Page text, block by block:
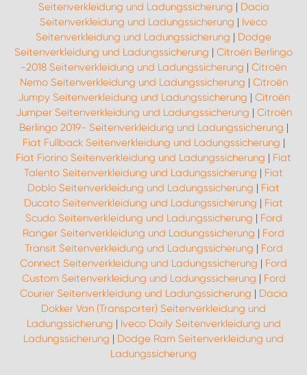
Seitenverkleidung und Ladungssicherung | Dacia
Seitenverkleidung und Ladungssicherung | Iveco
Seitenverkleidung und Ladungssicherung | Dodge
Seitenverkleidung und Ladungssicherung | Citroën Berlingo
-2018 Seitenverkleidung und Ladungssicherung | Citroën
Nemo Seitenverkleidung und Ladungssicherung | Citroën
Jumpy Seitenverkleidung und Ladungssicherung | Citroën
Jumper Seitenverkleidung und Ladungssicherung | Citroën
Berlingo 2019- Seitenverkleidung und Ladungssicherung |
Fiat Fullback Seitenverkleidung und Ladungssicherung |
Fiat Fiorino Seitenverkleidung und Ladungssicherung | Fiat
Talento Seitenverkleidung und Ladungssicherung | Fiat
Doblo Seitenverkleidung und Ladungssicherung | Fiat
Ducato Seitenverkleidung und Ladungssicherung | Fiat
Scudo Seitenverkleidung und Ladungssicherung | Ford
Ranger Seitenverkleidung und Ladungssicherung | Ford
Transit Seitenverkleidung und Ladungssicherung | Ford
Connect Seitenverkleidung und Ladungssicherung | Ford
Custom Seitenverkleidung und Ladungssicherung | Ford
Courier Seitenverkleidung und Ladungssicherung | Dacia
Dokker Van (Transporter) Seitenverkleidung und
Ladungssicherung | Iveco Daily Seitenverkleidung und
Ladungssicherung | Dodge Ram Seitenverkleidung und
Ladungssicherung